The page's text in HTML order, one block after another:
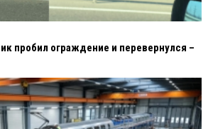
пробил ограждение и перевернулся –